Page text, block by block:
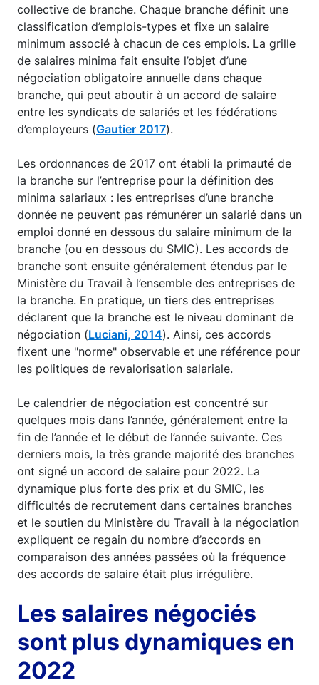
collective de branche. Chaque branche définit une
classification d’emplois-types et fixe un salaire
minimum associé à chacun de ces emplois. La grille
de salaires minima fait ensuite l’objet d’une
négociation obligatoire annuelle dans chaque
branche, qui peut aboutir à un accord de salaire
entre les syndicats de salariés et les fédérations
d’employeurs (Gautier 2017).
Les ordonnances de 2017 ont établi la primauté de
la branche sur l’entreprise pour la définition des
minima salariaux : les entreprises d’une branche
donnée ne peuvent pas rémunérer un salarié dans un
emploi donné en dessous du salaire minimum de la
branche (ou en dessous du SMIC). Les accords de
branche sont ensuite généralement étendus par le
Ministère du Travail à l’ensemble des entreprises de
la branche. En pratique, un tiers des entreprises
déclarent que la branche est le niveau dominant de
négociation (Luciani, 2014). Ainsi, ces accords
fixent une "norme" observable et une référence pour
les politiques de revalorisation salariale.
Le calendrier de négociation est concentré sur
quelques mois dans l’année, généralement entre la
fin de l’année et le début de l’année suivante. Ces
derniers mois, la très grande majorité des branches
ont signé un accord de salaire pour 2022. La
dynamique plus forte des prix et du SMIC, les
difficultés de recrutement dans certaines branches
et le soutien du Ministère du Travail à la négociation
expliquent ce regain du nombre d’accords en
comparaison des années passées où la fréquence
des accords de salaire était plus irrégulière.
Les salaires négociés
sont plus dynamiques en
2022